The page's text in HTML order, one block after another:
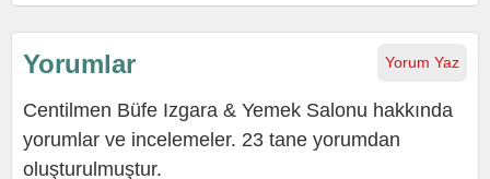
Yorum Yaz
Yorumlar
Centilmen Büfe Izgara & Yemek Salonu hakkında
yorumlar ve incelemeler. 23 tane yorumdan
oluşturulmuştur.